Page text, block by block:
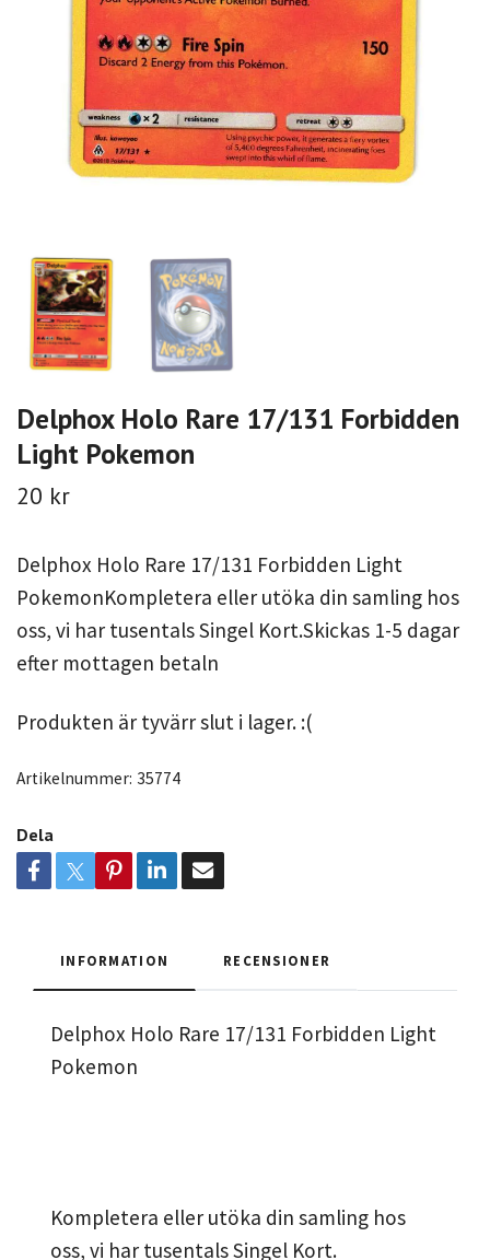
Delphox Holo Rare 17/131 Forbidden
Light Pokemon
20 kr
Delphox Holo Rare 17/131 Forbidden Light
PokemonKompletera eller utöka din samling hos
oss, vi har tusentals Singel Kort.Skickas 1-5 dagar
efter mottagen betaln
Produkten är tyvärr slut i lager. :(
Artikelnummer: 35774
Dela
INFORMATION RECENSIONER
Delphox Holo Rare 17/131 Forbidden Light
Pokemon
Kompletera eller utöka din samling hos
oss, vi har tusentals Singel Kort.